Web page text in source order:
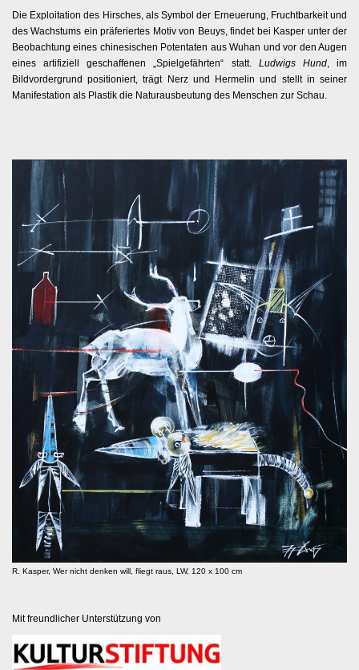
Die Exploitation des Hirsches, als Symbol der Erneuerung, Fruchtbarkeit und
des Wachstums ein präferiertes Motiv von Beuys, findet bei Kasper unter der
Beobachtung eines chinesischen Potentaten aus Wuhan und vor den Augen
eines artifiziell geschaffenen „Spielgefährten“ statt. Ludwigs Hund, im
Bildvordergrund positioniert, trägt Nerz und Hermelin und stellt in seiner
Manifestation als Plastik die Naturausbeutung des Menschen zur Schau.
R. Kasper, Wer nicht denken will, fliegt raus, LW, 120 x 100 cm
Mit freundlicher Unterstützung von